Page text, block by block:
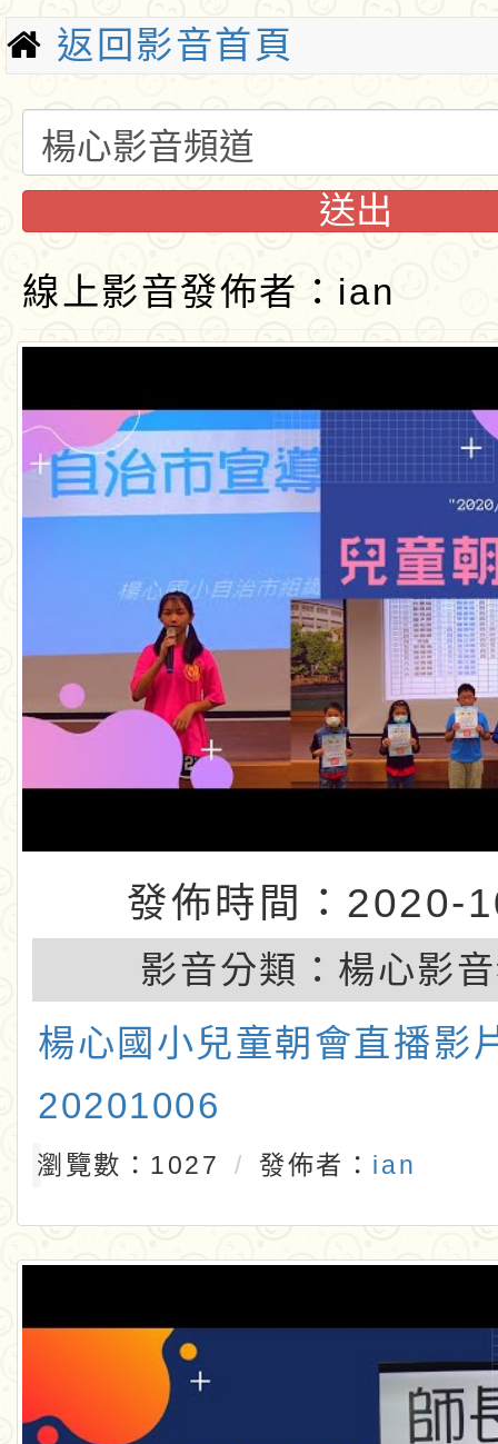
灣燈會在桃園」第3
制公告周知一案，
大湖國小辦理113學
優先區親職教育講
養親子共好 -- 跟崩
常說再見吧！」
轉知中華民國樂樂
會辦理「2025第十
Teeball全國樂樂棒
亞洲盃Teeball代表
北區預賽」
函轉教育部101年12
軍(二)字第
修正之「各級學校
凌執行計畫」，自
適用，請查照。
大有國民小學辦理
度教育優先區親職
「找到親師界線讓
倍」
有關行政院人事行
「工程人員留任獎
義及說明表」一案
大崗國民小學辦理
度教育優先區親職
那些句點之後的家
新明國中辦理「113
育優先區親職教育
透過藝術創作及桌
動親子陪伴力」
轉知「中華民國童
2026年全國海岸線
活動實施計畫
函轉國立臺灣師範
育部運算思維推動
轉知有關本府警察
灣燈會在桃園」第3
制公告周知一案，
大湖國小辦理113學
優先區親職教育講
養親子共好 -- 跟崩
常說再見吧！」
返回影音首頁
送出
線上影音發佈者：ian
發佈時間：2020-
影音分類： 楊心影
楊心國小兒童朝會直播影
20201006
瀏覽數：1027 發佈者： ian